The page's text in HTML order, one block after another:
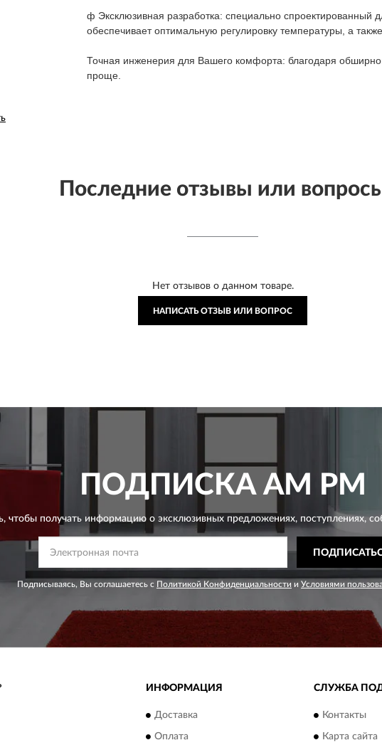
ф Эксклюзивная разработка: специально
обеспечивает оптимальную регулировку температуры, а
Точная инженерия для Вашего комфорта: благодаря
проще.
Последние отзывы или
Нет отзывов о данном товаре.
НАПИСАТЬ ОТЗЫВ ИЛИ ВОПРОС
ПОДПИСКАAM PM
чтобы получать информацию о эксклюзивных предложениях,поступлениях,
Подписываясь, Вы соглашаетесь с Политикой Конфиденциальности и Условиями
ИНФОРМАЦИЯ
Доставка
Оплата
СЛУЖБА
Контакты
Карта сайта